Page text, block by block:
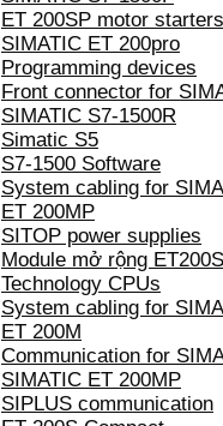
ET 200SP motor starters
SIMATIC ET 200pro
Programming devices
Front connector for
SIMATIC S7-1500R
Simatic S5
S7-1500 Software
System cabling for
ET 200MP
SITOP power supplies
Module mở rộng
Technology CPUs
System cabling for
ET 200M
Communication for
SIMATIC ET 200MP
SIPLUS communication